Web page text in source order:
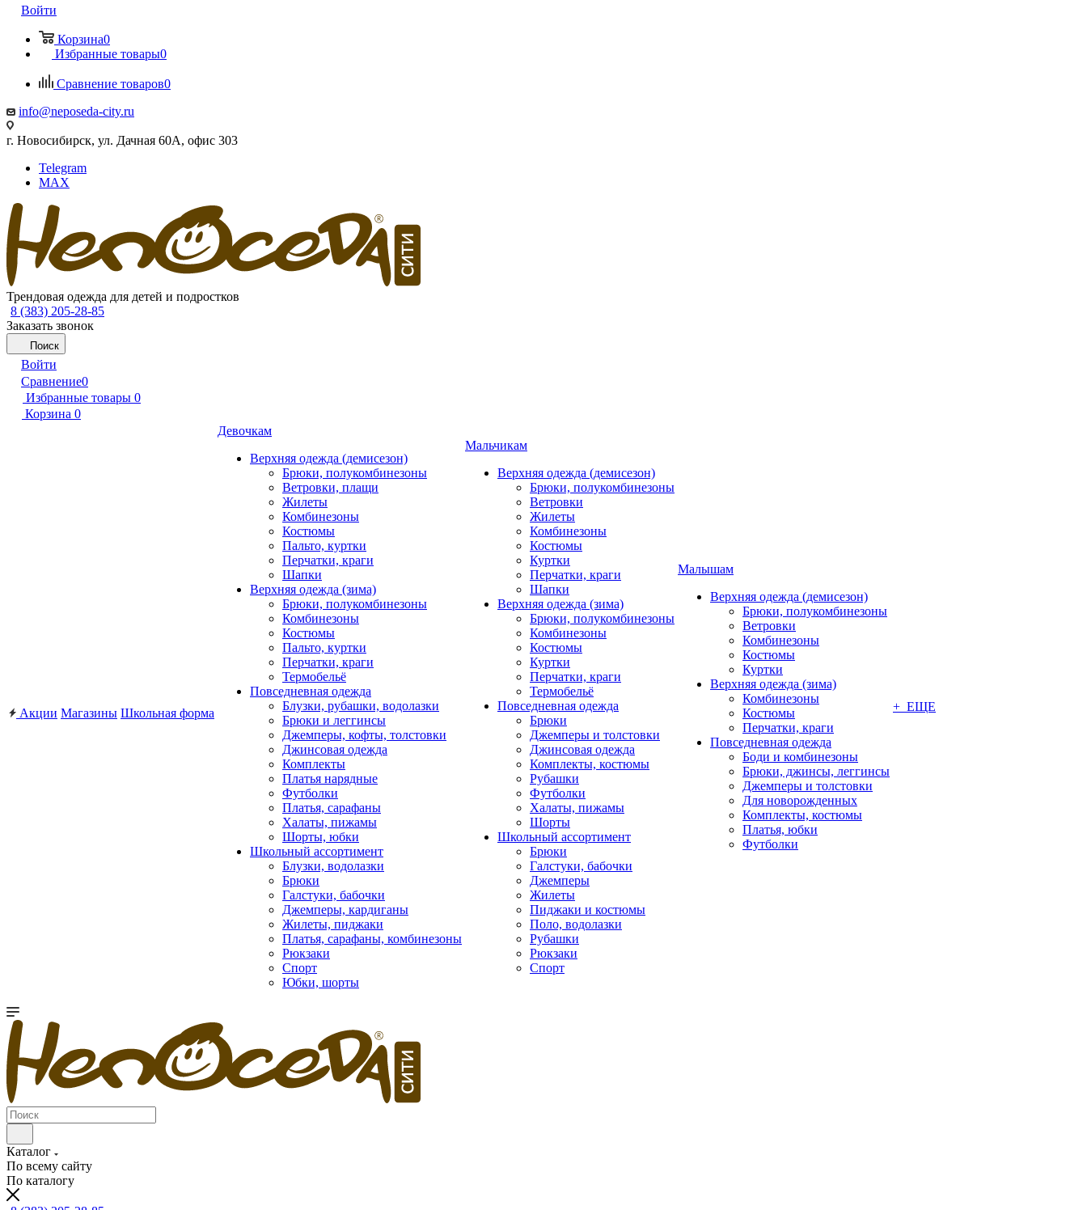
Войти
Корзина0
Избранные товары0
Сравнение товаров0
info@neposeda-city.ru
г. Новосибирск, ул. Дачная 60А, офис 303
Telegram
MAX
Трендовая одежда для детей и подростков
8 (383) 205-28-85
Заказать звонок
Поиск
Войти
Сравнение0
Избранные товары 0
Корзина 0
Акции Магазины Школьная форма
Девочкам
Верхняя одежда (демисезон)
Брюки, полукомбинезоны
Ветровки, плащи
Жилеты
Комбинезоны
Костюмы
Пальто, куртки
Перчатки, краги
Шапки
Верхняя одежда (зима)
Брюки, полукомбинезоны
Комбинезоны
Костюмы
Пальто, куртки
Перчатки, краги
Термобельё
Повседневная одежда
Блузки, рубашки, водолазки
Брюки и леггинсы
Джемперы, кофты, толстовки
Джинсовая одежда
Комплекты
Платья нарядные
Футболки
Платья, сарафаны
Халаты, пижамы
Шорты, юбки
Школьный ассортимент
Блузки, водолазки
Брюки
Галстуки, бабочки
Джемперы, кардиганы
Жилеты, пиджаки
Платья, сарафаны, комбинезоны
Рюкзаки
Спорт
Юбки, шорты
Мальчикам
Верхняя одежда (демисезон)
Брюки, полукомбинезоны
Ветровки
Жилеты
Комбинезоны
Костюмы
Куртки
Перчатки, краги
Шапки
Верхняя одежда (зима)
Брюки, полукомбинезоны
Комбинезоны
Костюмы
Куртки
Перчатки, краги
Термобельё
Повседневная одежда
Брюки
Джемперы и толстовки
Джинсовая одежда
Комплекты, костюмы
Рубашки
Футболки
Халаты, пижамы
Шорты
Школьный ассортимент
Брюки
Галстуки, бабочки
Джемперы
Жилеты
Пиджаки и костюмы
Поло, водолазки
Рубашки
Рюкзаки
Спорт
Малышам
Верхняя одежда (демисезон)
Брюки, полукомбинезоны
Ветровки
Комбинезоны
Костюмы
Куртки
Верхняя одежда (зима)
Комбинезоны
Костюмы
Перчатки, краги
Повседневная одежда
Боди и комбинезоны
Брюки, джинсы, леггинсы
Джемперы и толстовки
Для новорожденных
Комплекты, костюмы
Платья, юбки
Футболки
+ ЕЩЕ
Каталог
По всему сайту
По каталогу